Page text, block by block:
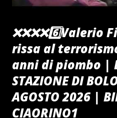
rissa al
anni di piombo |
STAZIONE DI
AGOSTO 2026 |
CIAORINO1